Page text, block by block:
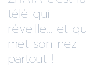
télé qui
réveille... et qui
met son nez
partout !